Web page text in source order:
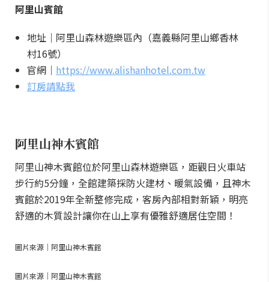
阿里山賓館
地址｜阿里山森林遊樂區內（嘉義縣阿里山鄉香林
村16號）
官網｜ https://www.alishanhotel.com.tw
訂房請點我
阿里山神木賓館
阿里山神木賓館位於阿里山森林遊樂區，距觀日火車站
步行約5分鐘，全館建築採防火建材、暖氣設備，且神木
賓館於2019年全新整修完成，客房內部相對新穎，明亮
舒適的木質設計讓你在山上享有優雅舒適居住空間！
圖片來源｜阿里山神木賓館
圖片來源｜阿里山神木賓館